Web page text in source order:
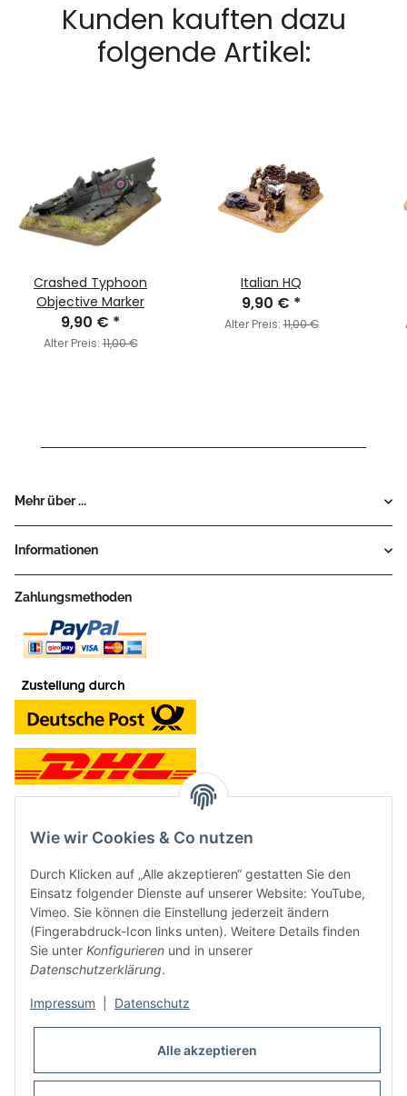
Kunden kauften dazu
folgende Artikel:
Crashed Typhoon
Objective Marker
9,90 € *
Alter Preis:11,00 €
Italian HQ
9,90 € *
Alter Preis:11,00 €
Mehr über ...
Informationen
Zahlungsmethoden
Neben dem Onlineshop haben wir ein Ladengeschäft in Hütten:
Frontline Games
Färbereiweg 3A
24358 Hütten
Oder mit Terminvereinbarung
Wie wir Cookies & Co nutzen
Durch Klicken auf „Alle akzeptieren“ gestatten Sie den
Einsatz folgender Dienste auf unserer Website: YouTube,
Vimeo. Sie können die Einstellung jederzeit ändern
(Fingerabdruck-Icon links unten). Weitere Details finden
Sie unter Konfigurieren und in unserer
Datenschutzerklärung.
Impressum Datenschutz
Alle akzeptieren